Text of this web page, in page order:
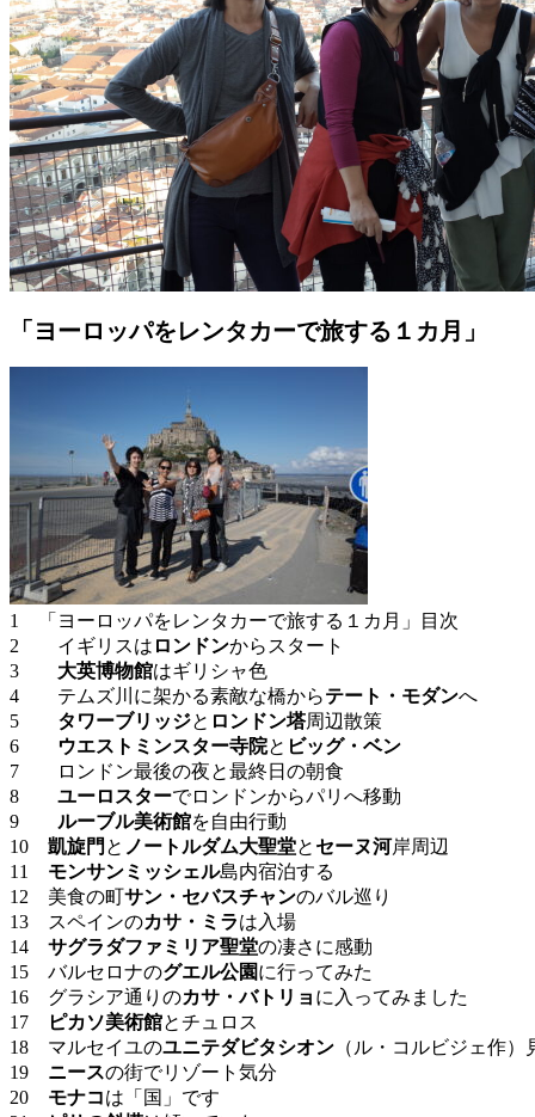
「ヨーロッパをレンタカーで旅する１カ月」
1 「ヨーロッパをレンタカーで旅する１カ月」目次
2 イギリスは ロンドンからスタート
3 大英博物館はギリシャ色
4 テムズ川に架かる素敵な橋からテート・モダンへ
5 タワーブリッジと ロンドン塔周辺散策
6
ウエストミンスター寺院と ビッグ・ベン
7 ロンドン最後の夜と最終日の朝食
8 ユーロスターでロンドンからパリへ移動
9 ルーブル美術館を自由行動
10 凱旋門 と ノートルダム大聖堂と セーヌ河岸周辺
11 モンサンミッシェル島内宿泊する
12 美食の町サン・セバスチャンのバル巡り
13 スペインのカサ・ミラは入場
14 サグラダファミリア聖堂の凄さに感動
15 バルセロナのグエル公園に行ってみた
16 グラシア通りのカサ・バトリョ に入ってみました
17
ピカソ美術館とチュロス
18 マルセイユのユニテダビタシオン （ル・コルビジェ作）
19 ニースの街でリゾート気分
20 モナコは「国」です